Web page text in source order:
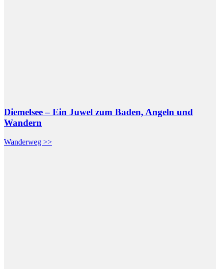
Diemelsee – Ein Juwel zum Baden, Angeln und
Wandern
Wanderweg >>